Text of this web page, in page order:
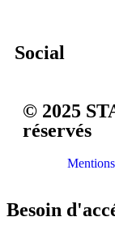
Social
© 2025
réservés
Besoin